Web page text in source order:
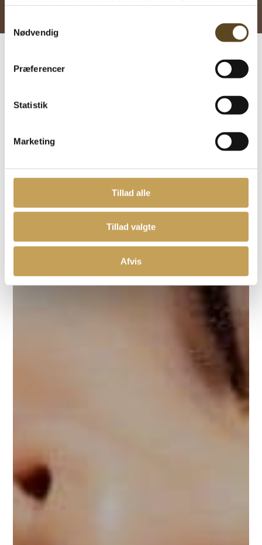
Nødvendig
Præferencer
Statistik
Marketing
Tillad alle
Tillad valgte
Afvis